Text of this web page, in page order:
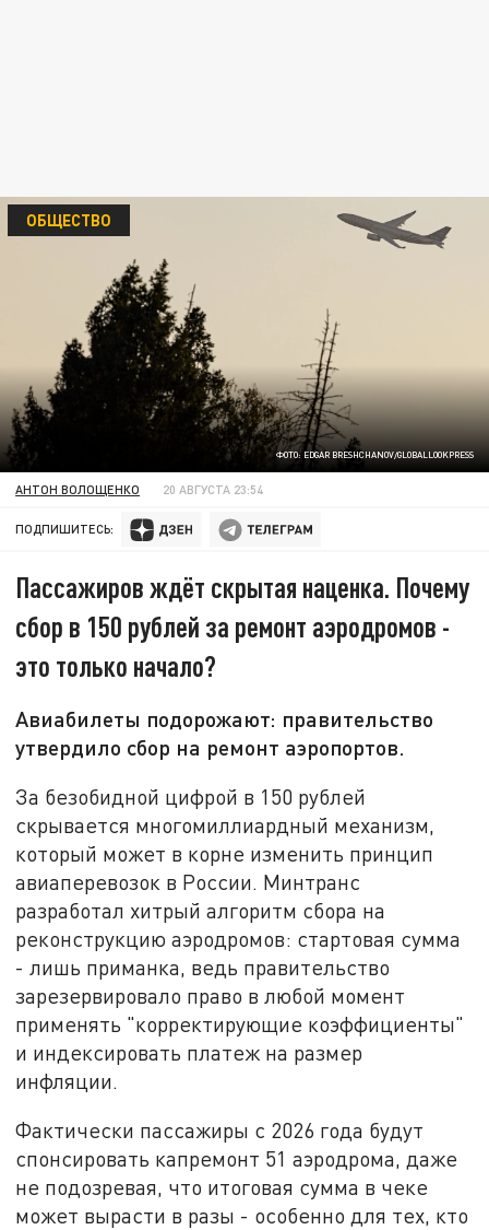
ФОТО: EDGAR BRESHCHANOV/GLOBALLOOKPRESS
ОБЩЕСТВО
АНТОН ВОЛОЩЕНКО 20 АВГУСТА 23:54
ПОДПИШИТЕСЬ:
Пассажиров ждёт скрытая наценка. Почему
сбор в 150 рублей за ремонт аэродромов -
это только начало?
Авиабилеты подорожают: правительство
утвердило сбор на ремонт аэропортов.
За безобидной цифрой в 150 рублей
скрывается многомиллиардный механизм,
который может в корне изменить принцип
авиаперевозок в России. Минтранс
разработал хитрый алгоритм сбора на
реконструкцию аэродромов: стартовая сумма
- лишь приманка, ведь правительство
зарезервировало право в любой момент
применять "корректирующие коэффициенты"
и индексировать платеж на размер
инфляции.
Фактически пассажиры с 2026 года будут
спонсировать капремонт 51 аэродрома, даже
не подозревая, что итоговая сумма в чеке
может вырасти в разы - особенно для тех, кто